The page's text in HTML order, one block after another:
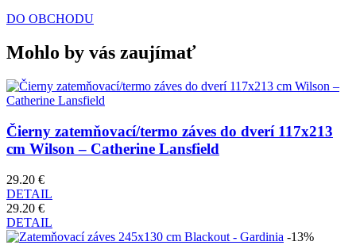
DO OBCHODU
Mohlo by vás zaujímať
Čierny zatemňovací/termo záves do dverí 117x213
cm Wilson – Catherine Lansfield
29.20 €
DETAIL
29.20 €
DETAIL
-13%